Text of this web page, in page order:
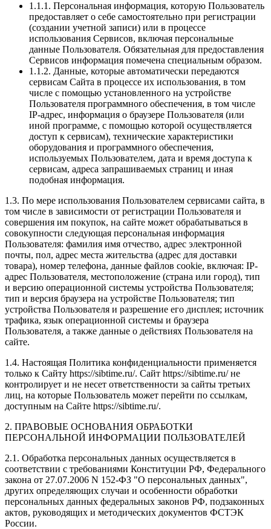
1.1.1. Персональная информация, которую Пользователь
предоставляет о себе самостоятельно при регистрации
(создании учетной записи) или в процессе
использования Сервисов, включая персональные
данные Пользователя. Обязательная для предоставления
Сервисов информация помечена специальным образом.
1.1.2. Данные, которые автоматически передаются
сервисам Сайта в процессе их использования, в том
числе с помощью установленного на устройстве
Пользователя программного обеспечения, в том числе
IP-адрес, информация о браузере Пользователя (или
иной программе, с помощью которой осуществляется
доступ к сервисам), технические характеристики
оборудования и программного обеспечения,
используемых Пользователем, дата и время доступа к
сервисам, адреса запрашиваемых страниц и иная
подобная информация.
1.3. По мере использования Пользователем сервисами сайта, в
том числе в зависимости от регистрации Пользователя и
совершения им покупок, на сайте может обрабатываться в
совокупности следующая персональная информация
Пользователя: фамилия имя отчество, адрес электронной
почты, пол, адрес места жительства (адрес для доставки
товара), номер телефона, данные файлов cookie, включая: IP-
адрес Пользователя, местоположение (страна или город), тип
и версию операционной системы устройства Пользователя;
тип и версия браузера на устройстве Пользователя; тип
устройства Пользователя и разрешение его дисплея; источник
трафика, язык операционной системы и браузера
Пользователя, а также данные о действиях Пользователя на
сайте.
1.4. Настоящая Политика конфиденциальности применяется
только к Сайту https://sibtime.ru/. Сайт https://sibtime.ru/ не
контролирует и не несет ответственности за сайты третьих
лиц, на которые Пользователь может перейти по ссылкам,
доступным на Сайте https://sibtime.ru/.
2. ПРАВОВЫЕ ОСНОВАНИЯ ОБРАБОТКИ
ПЕРСОНАЛЬНОЙ ИНФОРМАЦИИ ПОЛЬЗОВАТЕЛЕЙ
2.1. Обработка персональных данных осуществляется в
соответствии с требованиями Конституции РФ, Федерального
закона от 27.07.2006 N 152-ФЗ "О персональных данных",
других определяющих случаи и особенности обработки
персональных данных федеральных законов РФ, подзаконных
актов, руководящих и методических документов ФСТЭК
России.